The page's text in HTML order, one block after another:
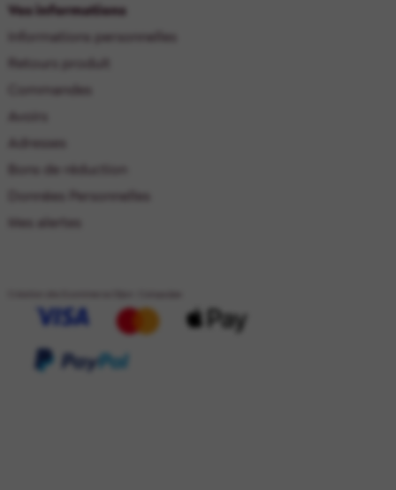
Vos informations
Informations personnelles
Commandes
Adresses
Bons de réduction
Données Personnelles
Mes alertes